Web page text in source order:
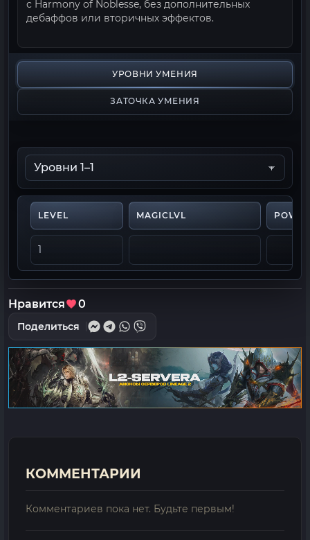
с Harmony of Noblesse, без дополнительных
дебаффов или вторичных эффектов.
УРОВНИ УМЕНИЯ
ЗАТОЧКА УМЕНИЯ
LEVEL MAGICLVL
1
Нравится 0
Поделиться
КОММЕНТАРИИ
Комментариев пока нет. Будьте первым!